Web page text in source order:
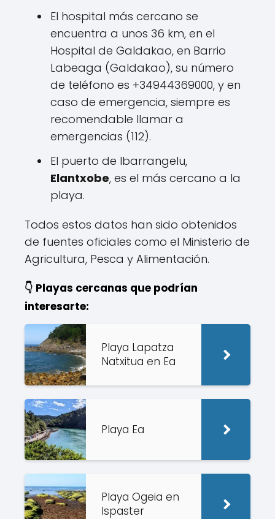
El hospital más cercano se
encuentra a unos 36 km, en el
Hospital de Galdakao, en Barrio
Labeaga (Galdakao), su número
de teléfono es +34944369000, y en
caso de emergencia, siempre es
recomendable llamar a
emergencias (112).
El puerto de Ibarrangelu,
Elantxobe, es el más cercano a la
playa.
Todos estos datos han sido obtenidos
de fuentes oficiales como el Ministerio de
Agricultura, Pesca y Alimentación.
👇 Playas cercanas que podrían
interesarte:
Playa Lapatza
Natxitua en Ea
Playa Ea
Playa Ogeia en
Ispaster